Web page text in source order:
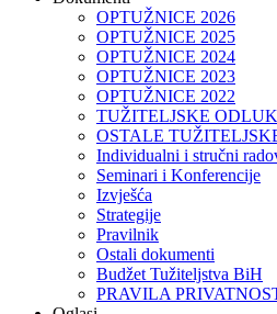
OPTUŽNICE 2026
OPTUŽNICE 2025
OPTUŽNICE 2024
OPTUŽNICE 2023
OPTUŽNICE 2022
TUŽITELJSKE
OSTALE
Individualni i stručni
Seminari i Konferencije
Izvješća
Strategije
Pravilnik
Ostali dokumenti
Budžet Tužiteljstva BiH
PRAVILA